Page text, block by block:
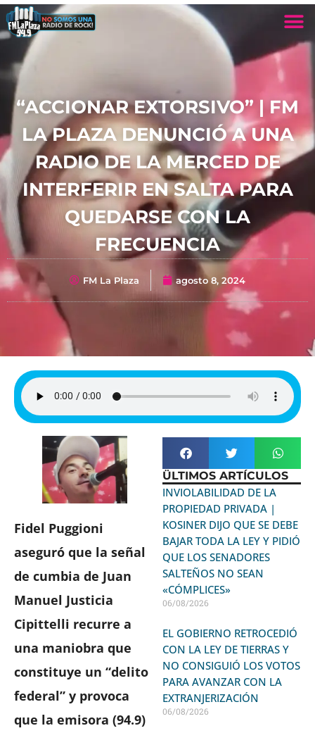
“ACCIONAR EXTORSIVO” | FM
LA PLAZA DENUNCIÓ A UNA
RADIO DE LA MERCED DE
INTERFERIR EN SALTA PARA
QUEDARSE CON LA
FRECUENCIA
FM La Plaza agosto 8, 2024
Fidel Puggioni
aseguró que la señal
de cumbia de Juan
Manuel Justicia
Cipittelli recurre a
una maniobra que
constituye un “delito
federal” y provoca
que la emisora (94.9)
ÜLTIMOS ARTÍCULOS
INVIOLABILIDAD DE LA
PROPIEDAD PRIVADA |
KOSINER DIJO QUE SE DEBE
BAJAR TODA LA LEY Y PIDIÓ
QUE LOS SENADORES
SALTEÑOS NO SEAN
«CÓMPLICES»
06/08/2026
EL GOBIERNO RETROCEDIÓ
CON LA LEY DE TIERRAS Y
NO CONSIGUIÓ LOS VOTOS
PARA AVANZAR CON LA
EXTRANJERIZACIÓN
06/08/2026